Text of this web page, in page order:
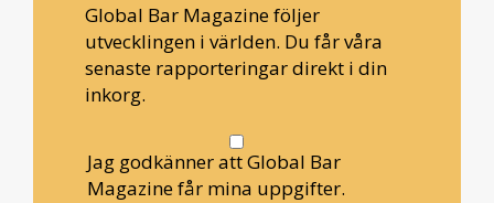
Global Bar Magazine följer
utvecklingen i världen. Du får våra
senaste rapporteringar direkt i din
inkorg.
Jag godkänner att Global Bar
Magazine får mina uppgifter.